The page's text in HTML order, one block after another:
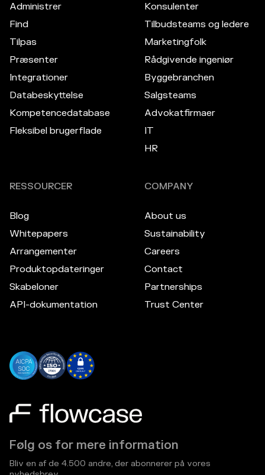
Følg os for mere information
Bliv en af de 4.500 andre, der abonnerer på vores
Administrer
Find
Tilpas
Præsenter
Integrationer
Databeskyttelse
Kompetencedatabase
Fleksibel brugerflade
Konsulenter
Tilbudsteams og ledere
Marketingfolk
Rådgivende ingeniør
Byggebranchen
Salgsteams
Advokatfirmaer
IT
HR
RESSOURCER
Blog
Whitepapers
Arrangementer
Produktopdateringer
Skabeloner
API-dokumentation
COMPANY
About us
Sustainability
Careers
Contact
Partnerships
Trust Center